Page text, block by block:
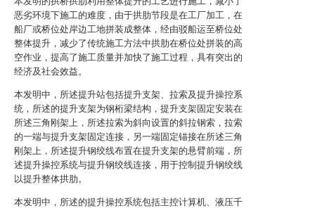
恶劣环境下施工的难度，由于拱肋节段是在工厂加工，在
船厂或桥位处岸边工地拼装成整体，经由驳船运至桥位处
整体提升，减少了传统施工方法中拱肋在桥位处拼装的高
空作业，提高了施工质量并加快了施工过程，具有突出的
经济及社会效益。
本发明中，所述提升站包括提升支架、拉索及提升操控系
统，所述的提升支架为钢桁梁结构，提升支架固定安装在
所述三角刚架上，所述拉索为斜向设置的斜拉钢索，拉索
的一端与提升支架固定连接，另一端固定锚接在所述三角
刚架上，所述提升钢绞线布置在提升支架的悬臂前端，所
述提升操控系统与提升钢绞线连接，用于控制提升钢绞线
以提升整体拱肋。
本发明中，所述的提升操控系统包括主控计算机、液压千